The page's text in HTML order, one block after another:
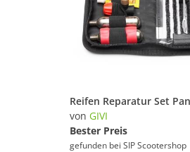
von GIVI
Bester Preis
gefunden bei SIP Scootershop